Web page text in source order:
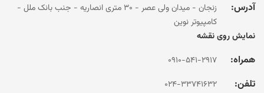
آدرس:
زنجان - میدان ولی عصر - 30 متری انصاریه - جنب بانک ملل -
کامپیوتر نوین
نمایش روی نقشه
همراه: 0910-541-2917
تلفن: 024-33741632